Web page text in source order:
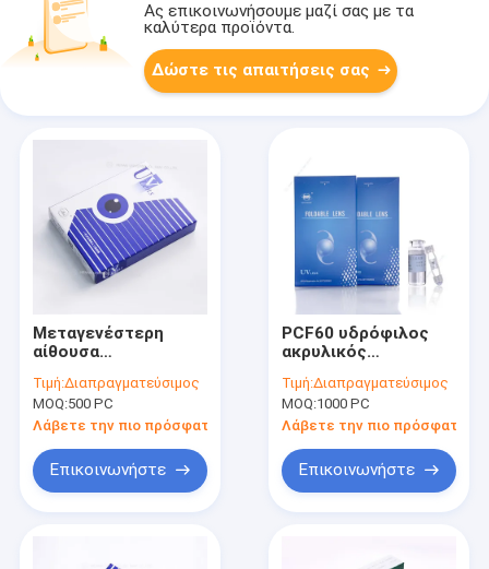
Ας επικοινωνήσουμε μαζί σας με τα
καλύτερα προϊόντα.
Δώστε τις απαιτήσεις σας
Μεταγενέστερη
αίθουσα
τροποποιημένο
φακός Γ PMMA
Monofocal Haptic
Τιμή:Διαπραγματεύσιμος
MOQ:500 PC
Λάβετε την πιο πρόσφατη τιμή
Επικοινωνήστε
PCF60 υδρόφιλος
ακρυλικός
ενδοφθάλμιος
φακός αιθουσών για
τη χειρουργική
επέμβαση
καταρρακτών
Τιμή:Διαπραγματεύσιμος
MOQ:1000 PC
Λάβετε την πιο πρόσφατη
Επικοινωνήστε